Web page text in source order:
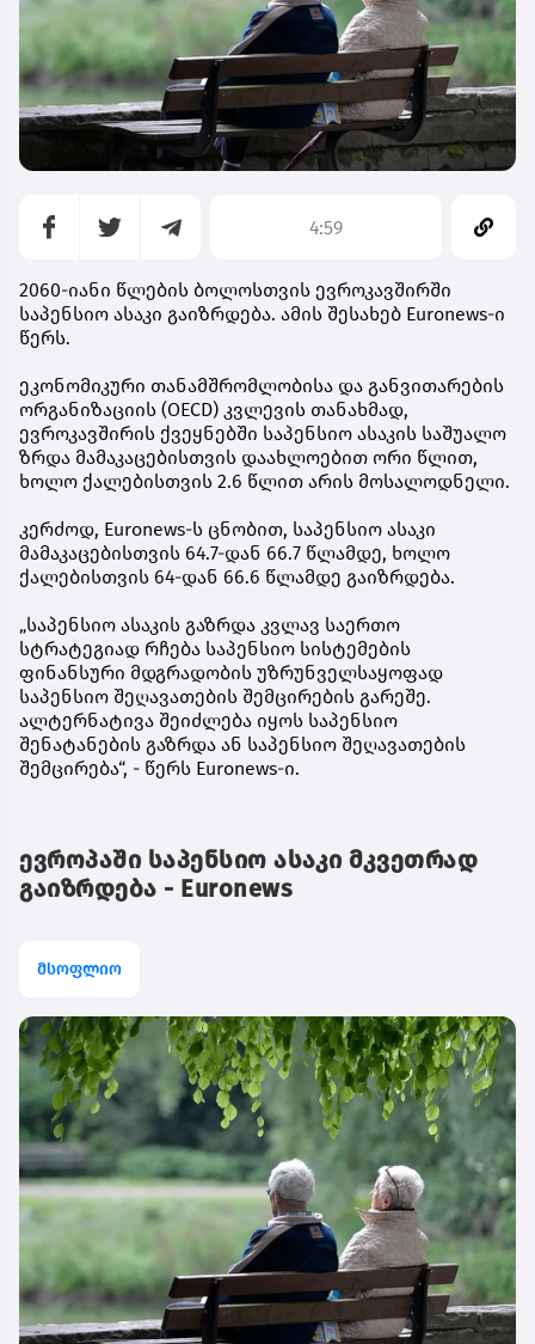
4:59
2060-იანი წლების ბოლოსთვის ევროკავშირში
საპენსიო ასაკი გაიზრდება. ამის შესახებ Euronews-ი
წერს.
ეკონომიკური თანამშრომლობისა და განვითარების
ორგანიზაციის (OECD) კვლევის თანახმად,
ევროკავშირის ქვეყნებში საპენსიო ასაკის საშუალო
ზრდა მამაკაცებისთვის დაახლოებით ორი წლით,
ხოლო ქალებისთვის 2.6 წლით არის მოსალოდნელი.
კერძოდ, Euronews-ს ცნობით, საპენსიო ასაკი
მამაკაცებისთვის 64.7-დან 66.7 წლამდე, ხოლო
ქალებისთვის 64-დან 66.6 წლამდე გაიზრდება.
„საპენსიო ასაკის გაზრდა კვლავ საერთო
სტრატეგიად რჩება საპენსიო სისტემების
ფინანსური მდგრადობის უზრუნველსაყოფად
საპენსიო შეღავათების შემცირების გარეშე.
ალტერნატივა შეიძლება იყოს საპენსიო
შენატანების გაზრდა ან საპენსიო შეღავათების
შემცირება“, - წერს Euronews-ი.
ევროპაში საპენსიო ასაკი მკვეთრად
გაიზრდება - Euronews
მსოფლიო